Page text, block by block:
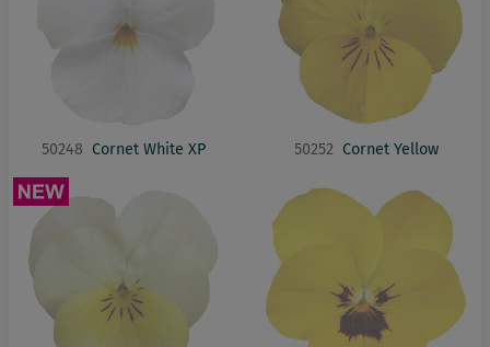
50248 Cornet White XP 50252 Cornet Yellow